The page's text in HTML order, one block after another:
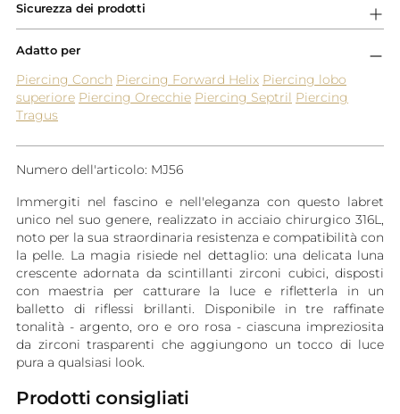
Sicurezza dei prodotti
Adatto per
Piercing Conch Piercing Forward Helix Piercing lobo
superiore Piercing Orecchie Piercing Septril Piercing
Tragus
Numero dell'articolo: MJ56
Immergiti nel fascino e nell'eleganza con questo labret
unico nel suo genere, realizzato in acciaio chirurgico 316L,
noto per la sua straordinaria resistenza e compatibilità con
la pelle. La magia risiede nel dettaglio: una delicata luna
crescente adornata da scintillanti zirconi cubici, disposti
con maestria per catturare la luce e rifletterla in un
balletto di riflessi brillanti. Disponibile in tre raffinate
tonalità - argento, oro e oro rosa - ciascuna impreziosita
da zirconi trasparenti che aggiungono un tocco di luce
pura a qualsiasi look.
Prodotti consigliati